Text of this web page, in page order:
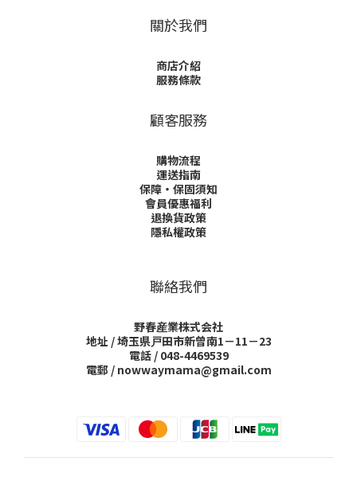
關於我們
商店介紹
服務條款
顧客服務
購物流程
運送指南
保障・保固須知
會員優惠福利
退換貨政策
隱私權政策
聯絡我們
野春産業株式会社
地址 / 埼玉県戸田市新曾南1－11－23
電話 / 048-4469539
電郵 / nowwaymama@gmail.com